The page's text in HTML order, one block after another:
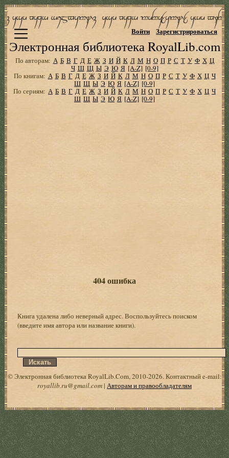
Электронная библиотека RoyalLib.com
Войти Зарегистрироваться
По авторам: А Б В Г Д Е Ж З И Й К Л М Н О П Р С Т У Ф Х Ц
Ч Ш Щ Ы Э Ю Я [A-Z] [0-9]
По книгам: А Б В Г Д Е Ж З И Й К Л М Н О П Р С Т У Ф Х Ц Ч
Ш Щ Ы Э Ю Я [A-Z] [0-9]
По сериям: А Б В Г Д Е Ж З И Й К Л М Н О П Р С Т У Ф Х Ц Ч
Ш Щ Ы Э Ю Я [A-Z] [0-9]
404 ошибка
Книга удалена либо неверный адрес. Воспользуйтесь поиском
(введите имя автора или название книги).
© Электронная библиотека RoyalLib.Com, 2010-2026. Контактный e-mail:
royallib.ru@gmail.com| Авторам и правообладателям